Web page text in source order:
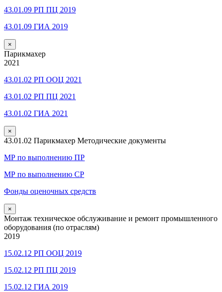
43.01.09 РП ПЦ 2019
43.01.09 ГИА 2019
×
Парикмахер
2021
43.01.02 РП ООЦ 2021
43.01.02 РП ПЦ 2021
43.01.02 ГИА 2021
×
43.01.02 Парикмахер Методические документы
МР по выполнению ПР
МР по выполнению СР
Фонды оценочных средств
×
Монтаж техническое обслуживание и ремонт промышленного
оборудования (по отраслям)
2019
15.02.12 РП ООЦ 2019
15.02.12 РП ПЦ 2019
15.02.12 ГИА 2019